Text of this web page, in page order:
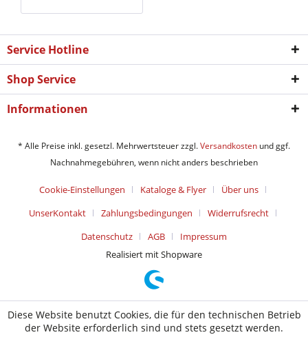
Service Hotline
Shop Service
Informationen
* Alle Preise inkl. gesetzl. Mehrwertsteuer zzgl.Versandkosten und ggf.
Nachnahmegebühren, wenn nicht anders beschrieben
Cookie-Einstellungen Kataloge & Flyer
Über uns
UnserKontakt
Zahlungsbedingungen
Widerrufsrecht
Datenschutz
AGB
Impressum
Realisiert mit Shopware
Diese Website benutzt Cookies, die für den technischen Betrieb
der Website erforderlich sind und stets gesetzt werden.